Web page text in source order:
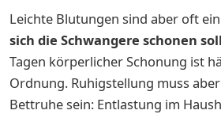
Leichte Blutungen sind aber oft
sich die Schwangere schonen
Tagen körperlicher Schonung ist
Ordnung. Ruhigstellung muss
Bettruhe sein: Entlastung im